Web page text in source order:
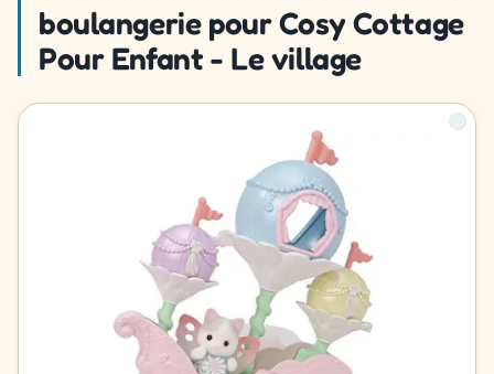
boulangerie pour Cosy Cottage
Pour Enfant - Le village